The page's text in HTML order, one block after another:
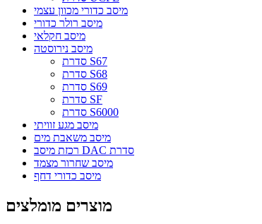
מיסב כדורי מכוון עצמי
מיסב רולר כדורי
מיסב חקלאי
מיסב נירוסטה
סדרת S67
סדרת S68
סדרת S69
סדרת SF
סדרת S6000
מיסב מגע זוויתי
מיסב משאבת מים
רכזת מיסב DAC סדרת
מיסב שחרור מצמד
מיסב כדורי דחף
מוצרים מומלצים